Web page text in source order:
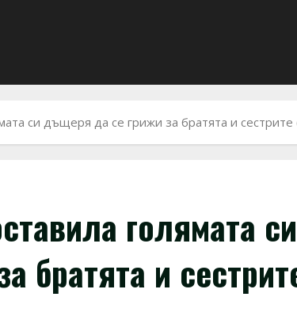
си дъщеря да се грижи за братята и сестрите
голямата си
братята и